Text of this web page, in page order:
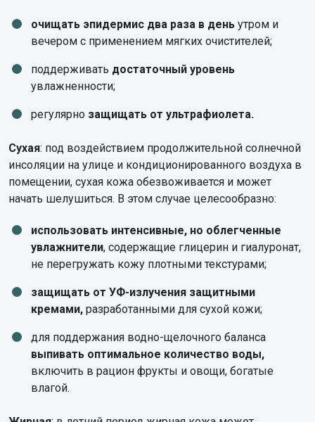
очищать эпидермис два раза в день утром и
вечером с применением мягких очистителей;
поддерживать достаточный уровень
увлажненности;
регулярно защищать от ультрафиолета.
Сухая: под воздействием продолжительной солнечной
инсоляции на улице и кондиционированного воздуха в
помещении, сухая кожа обезвоживается и может
начать шелушиться. В этом случае целесообразно:
использовать интенсивные, но облегченные
увлажнители, содержащие глицерин и гиалуронат,
не перегружать кожу плотными текстурами;
защищать от УФ-излучения защитными
кремами, разработанными для сухой кожи;
для поддержания водно-щелочного баланса
выпивать оптимальное количество воды,
включить в рацион фрукты и овощи, богатые
влагой.